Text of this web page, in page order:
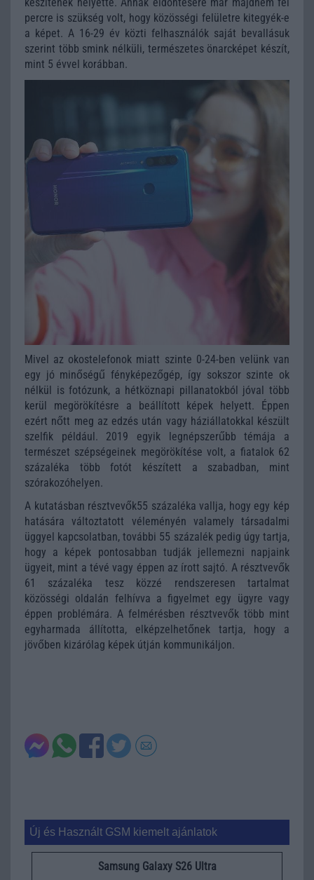
percre is szükség volt, hogy közösségi felületre kitegyék-e
a képet. A 16-29 év közti felhasználók saját bevallásuk
szerint több smink nélküli, természetes önarcképet készít,
mint 5 évvel korábban.
Mivel az okostelefonok miatt szinte 0-24-ben velünk van
egy jó minőségű fényképezőgép, így sokszor szinte ok
nélkül is fotózunk, a hétköznapi pillanatokból jóval több
kerül megörökítésre a beállított képek helyett. Éppen
ezért nőtt meg az edzés után vagy háziállatokkal készült
szelfik például. 2019 egyik legnépszerűbb témája a
természet szépségeinek megörökítése volt, a fiatalok 62
százaléka több fotót készített a szabadban, mint
szórakozóhelyen.
A kutatásban résztvevők55 százaléka vallja, hogy egy kép
hatására változtatott véleményén valamely társadalmi
üggyel kapcsolatban, további 55 százalék pedig úgy tartja,
hogy a képek pontosabban tudják jellemezni napjaink
ügyeit, mint a tévé vagy éppen az írott sajtó. A résztvevők
61 százaléka tesz közzé rendszeresen tartalmat
közösségi oldalán felhívva a figyelmet egy ügyre vagy
éppen problémára. A felmérésben résztvevők több mint
egyharmada állította, elképzelhetőnek tartja, hogy a
jövőben kizárólag képek útján kommunikáljon.
Új és Használt GSM kiemelt ajánlatok
Samsung Galaxy S26 Ultra